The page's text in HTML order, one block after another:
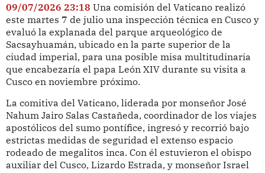
09/07/2026 23:18 Una comisión del Vaticano realizó
este martes 7 de julio una inspección técnica en Cusco y
evaluó la explanada del parque arqueológico de
Sacsayhuamán, ubicado en la parte superior de la
ciudad imperial, para una posible misa multitudinaria
que encabezaría el papa León XIV durante su visita a
Cusco en noviembre próximo.
La comitiva del Vaticano, liderada por monseñor José
Nahum Jairo Salas Castañeda, coordinador de los viajes
apostólicos del sumo pontífice, ingresó y recorrió bajo
estrictas medidas de seguridad el extenso espacio
rodeado de megalitos inca. Con él estuvieron el obispo
auxiliar del Cusco, Lizardo Estrada, y monseñor Israel